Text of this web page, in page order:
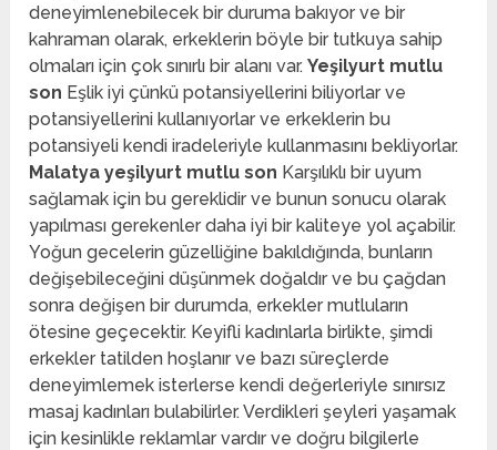
deneyimlenebilecek bir duruma bakıyor ve bir
kahraman olarak, erkeklerin böyle bir tutkuya sahip
olmaları için çok sınırlı bir alanı var.Yeşilyurt mutlu
son Eşlik iyi çünkü potansiyellerini biliyorlar ve
potansiyellerini kullanıyorlar ve erkeklerin bu
potansiyeli kendi iradeleriyle kullanmasını bekliyorlar.
Malatya yeşilyurt mutlu son Karşılıklı bir uyum
sağlamak için bu gereklidir ve bunun sonucu olarak
yapılması gerekenler daha iyi bir kaliteye yol açabilir.
Yoğun gecelerin güzelliğine bakıldığında, bunların
değişebileceğini düşünmek doğaldır ve bu çağdan
sonra değişen bir durumda, erkekler mutluların
ötesine geçecektir. Keyifli kadınlarla birlikte, şimdi
erkekler tatilden hoşlanır ve bazı süreçlerde
deneyimlemek isterlerse kendi değerleriyle sınırsız
masaj kadınları bulabilirler. Verdikleri şeyleri yaşamak
için kesinlikle reklamlar vardır ve doğru bilgilerle